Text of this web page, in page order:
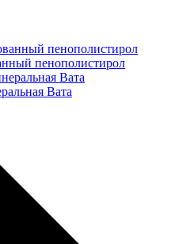
пенополистирол
Вата